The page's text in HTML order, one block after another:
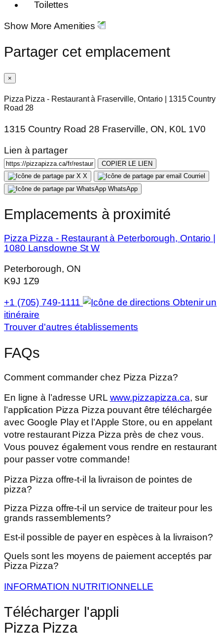
Toilettes
Show More Amenities
Partager cet emplacement
×
Pizza Pizza - Restaurant à Fraserville, Ontario | 1315 Country
Road 28
1315 Country Road 28 Fraserville, ON, K0L 1V0
Lien à partager
COPIER LE LIEN
X
Courriel
WhatsApp
Emplacements à proximité
Pizza Pizza - Restaurant à Peterborough, Ontario |
1080 Lansdowne St W
Peterborough, ON
K9J 1Z9
+1 (705) 749-1111
Obtenir un
itinéraire
Trouver d'autres établissements
FAQs
Comment commander chez Pizza Pizza?
En ligne à l’adresse URL www.pizzapizza.ca, sur
l’application Pizza Pizza pouvant être téléchargée
avec Google Play et l’Apple Store, ou en appelant
votre restaurant Pizza Pizza près de chez vous.
Vous pouvez également vous rendre en restaurant
pour passer votre commande!
Pizza Pizza offre-t-il la livraison de pointes de
pizza?
Pizza Pizza offre-t-il un service de traiteur pour les
grands rassemblements?
Est-il possible de payer en espèces à la livraison?
Quels sont les moyens de paiement acceptés par
Pizza Pizza?
INFORMATION NUTRITIONNELLE
Télécharger l'appli
Pizza Pizza